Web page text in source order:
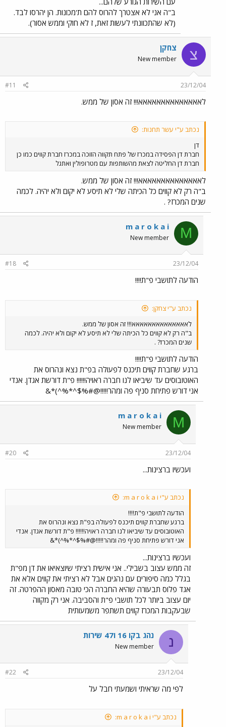
ב"ה אני לא אצטרך להרוס להם ת'מכונות. הן יהרסו לבד.
(לא שהתכוונתי לעשות זאת, ז לא חוקי וממש אסור).
צ צחקן
New member
23/12/04
#11
לאאאאאאאאאאאאאא!!! זה אסון של ממש.
נכתב ע"י עשר תחנות:
דן
חברת דן הפסידה במכרז של פתח תקווה הזוכה במכרז חברת קווים כמו כן
חברת דן החליטה לצאת מהשותפות עם מטרופולין ואתגל
לאאאאאאאאאאאאאא!!! זה אסון של ממש.
ב"ה רק לא קווים כל הכיתה שלי לא תיסע לא יקום ולא יהיה. לכמה
שנים המכרז? .
M
m a r o k a i
New member
23/12/04
#18
הודעה לתושבי פ"ת!!!!
נכתב ע"י צחקן:
לאאאאאאאאאאאאאא!!! זה אסון של ממש.
ב"ה רק לא קווים כל הכיתה שלי לא תיסע לא יקום ולא יהיה. לכמה
שנים המכרז? .
הודעה לתושבי פ"ת!!!!
ברגע שחברת קווים תיכנס לפעולה בפ"ת נצא ונהרוס את
האוטובוסים עד שיביאו לנו חברה ראויה!!!!!! פ"ת דורשת אגדן. אנדי
אני דורש פתיחת סניף פה ומהר!!!!!@#%$^*%^)*&
M
m a r o k a i
New member
23/12/04
#20
ועכשיו ברצינות...
נכתב ע"י m a r o k a i:
הודעה לתושבי פ"ת!!!!
ברגע שחברת קווים תיכנס לפעולה בפ"ת נצא ונהרוס את
האוטובוסים עד שיביאו לנו חברה ראויה!!!!!! פ"ת דורשת אגדן. אנדי
אני דורש פתיחת סניף פה ומהר!!!!!@#%$^*%^)*&
ועכשיו ברצינות...
זה ממש עצוב בשבילי.. אני אישית רציתי שיוצאיאו את דן מפ"ת
בגלל כמה סיפורים עם נהגים אבל לא רציתי את קווים אלא את
אגד פלוס תבעורה שהיא החברה הכי טובה מאסון ההפרטה. זה
יום עצוב ביותר לכל תושבי פ"ת והסביבה. אני רק מקווה
שבעקבות המכרז קווים תשתפר משמעותית
נ נהג בקו 16 ו47 שירות
New member
23/12/04
#22
לפי מה שראיתי ושמעתי חבל על
נכתב ע"י m a r o k a i: